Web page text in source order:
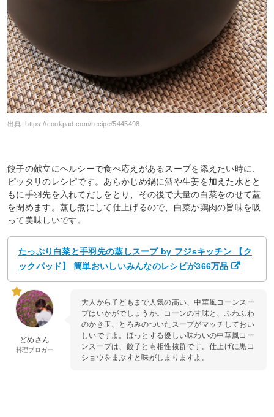
出典:https://cookpad.com/recipe/5445498
餃子の献立にヘルシーで食べ応えがあるスープを添えたい時に、
ピッタリのレシピです。あらかじめ鍋に酒や生姜を加えた水とと
もに手羽先を入れてだしをとり、その後で大量の白菜をのせて蓋
を閉めます。蒸し煮にして仕上げるので、白菜が鶏肉の旨味を吸
って美味しいです。
たっぷり白菜と手羽先の蒸しスープ by フジsキッチン 【ク
ックパッド】 簡単おいしいみんなのレシピが366万品
どめさん
料理ブロガー
大人から子どもまで人気の高い、中華風コーンスー
プはいかがでしょうか。コーンの甘味と、ふわふわ
のかき玉、とろみのついたスープがマッチしておい
しいですよ。ほっとする優しい味わいの中華風コー
ンスープは、餃子とも相性抜群です。仕上げに黒コ
ショウをまぶすと味がしまりますよ。